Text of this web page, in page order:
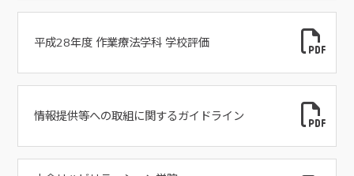
平成28年度 作業療法学科 学校評価
情報提供等への取組に関するガイドライン